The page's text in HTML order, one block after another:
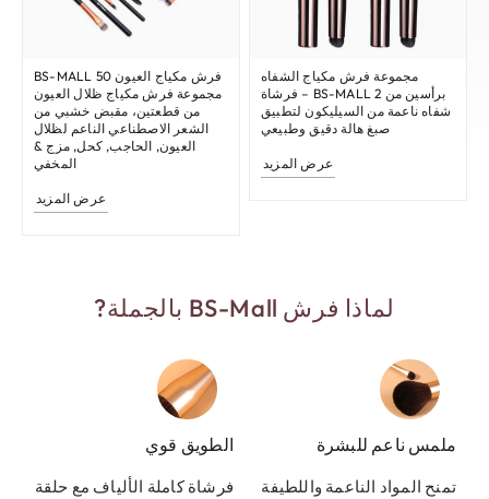
مجموعة فرش مكياج الشفاه
برأسين من BS-MALL 2 – فرشاة
شفاه ناعمة من السيليكون لتطبيق
صبغ هالة دقيق وطبيعي
عرض المزيد
فرش مكياج العيون BS-MALL 50
مجموعة فرش مكياج ظلال العيون
من قطعتين، مقبض خشبي من
الشعر الاصطناعي الناعم لظلال
العيون, الحاجب, كحل, مزج &
المخفي
عرض المزيد
لماذا فرش BS-Mall بالجملة?
ملمس ناعم للبشرة
تمنح المواد الناعمة واللطيفة
الطويق قوي
فرشاة كاملة الألياف مع حلقة